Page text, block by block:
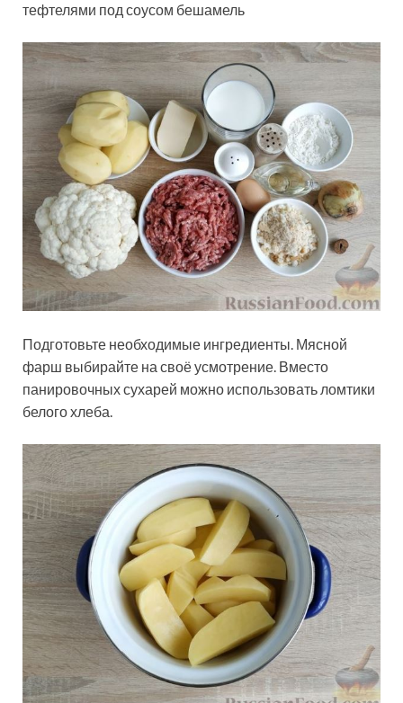
тефтелями под соусом бешамель
Подготовьте необходимые ингредиенты. Мясной
фарш выбирайте на своё усмотрение. Вместо
панировочных сухарей можно использовать ломтики
белого хлеба.